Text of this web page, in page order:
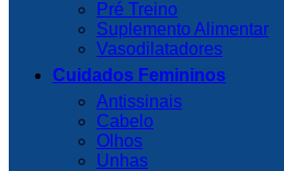
Pré Treino
Suplemento Alimentar
Vasodilatadores
Cuidados Femininos
Antissinais
Cabelo
Olhos
Unhas